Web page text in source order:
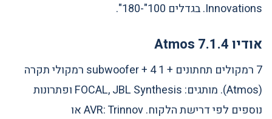
Innovations. בגדלים 100"-180".
אודיו 7.1.4 Atmos
7 רמקולים תחתונים + 1 subwoofer + 4 רמקולי תקרה
(Atmos). מותגים: FOCAL, JBL Synthesis ופתרונות
נוספים לפי דרישת הלקוח. AVR: Trinnov או